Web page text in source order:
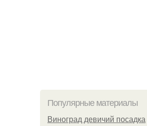
Популярные материалы
Виноград девичий посадка